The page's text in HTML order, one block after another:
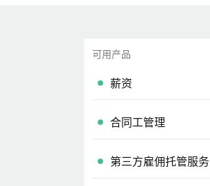
可用产品
薪资
合同工管理
第三方雇佣托管服务